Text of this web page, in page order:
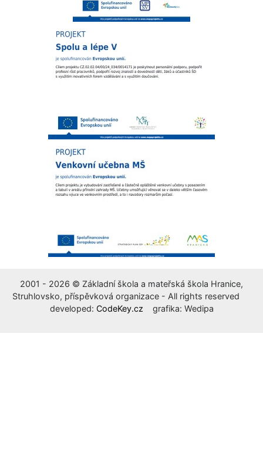
2001 - 2026 © Základní škola a mateřská škola Hranice,
Struhlovsko, příspěvková organizace - All rights reserved
developed: CodeKey.cz grafika: Wedipa